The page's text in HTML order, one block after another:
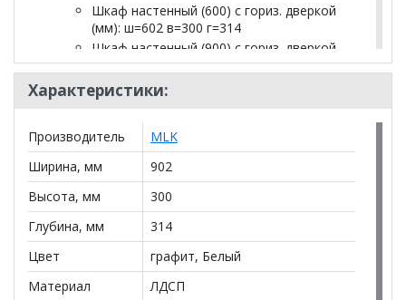
Шкаф настенный (600) с гориз. дверкой
(мм): ш=602 в=300 г=314
Шкаф настенный (900) с гориз. дверкой
(мм): ш=900 в=300 г=314
Шкаф настенный (1200) с гориз. дверкой
(мм): ш=1200 в=300 г=314
Комод с 5 ящиками (мм): ш=602 в=1110
г=445
Комод (мм): ш=902 в=892 г=445
Шкаф-тумба (600) (мм): ш=602 в=1110
г=445
Шкаф для книг (600) (мм): ш=602 в=1089
г=314
Тумба (900) (мм): ш=902 в=456 г=445
Тумба под ТВ с 1 ящиком и 2 дверками
(мм): ш=2102 в=456 г=445
Характеристики:
Производитель
MLK
Ширина, мм
902
Высота, мм
300
Глубина, мм
314
Цвет
графит, Белый
Материал
ЛДСП